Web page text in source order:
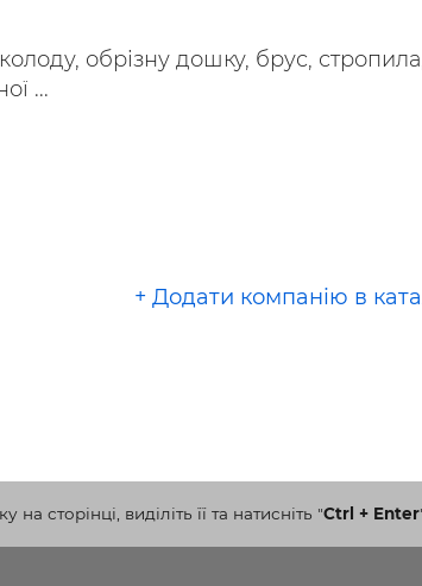
обрізну дошку, брус,
...
+ Додати компанію в
сторінці, виділіть її та натисніть "Ctrl + Enter